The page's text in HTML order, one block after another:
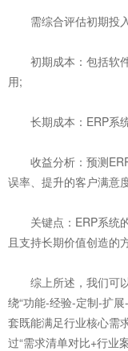
需综合评估初期投入
初期成本：包括软件
用;
长期成本：ERP系统
收益分析：预测ERP
误率、提升的客户满意
关键点：ERP系统的
且支持长期价值创造的
综上所述，我们可以
绕“功能-经验-定制-扩
套既能满足行业核心需
过“需求清单对比+行业